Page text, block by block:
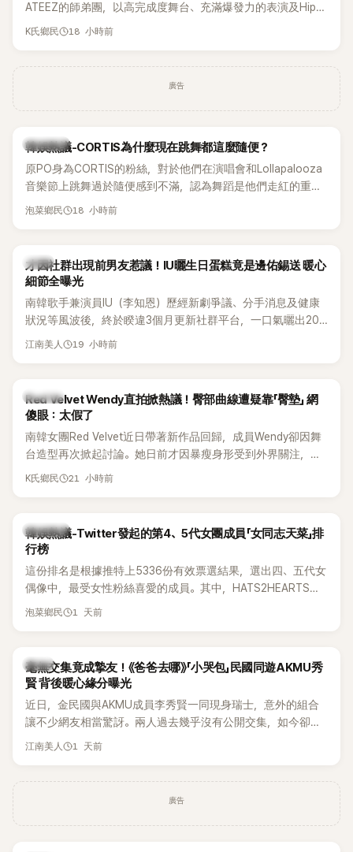
ATEEZ的師弟團，以高完成度舞台、充滿爆發力的表演及Hip-
Hop風格聞名，出道後迅速累積大批海內外粉絲，近年也陸續
K氏鄉民 18 小時前
廣告
熱議討論
韓娛熱議-CORTIS為什麼現在跳舞都這麼隨便？
原PO身為CORTIS的粉絲，對於他們在演唱會和Lollapalooza
音樂節上跳舞過於隨便感到不滿，認為舞蹈是他們走紅的重要
原因，希望他們能更認真地表演。
泡菜鄉民 18 小時前
韓星
才因社群出現前男友惹議！IU曬生日蛋糕竟是邊佑錫送 暖心
細節全曝光
南韓歌手兼演員IU（李知恩）歷經新劇爭議、分手消息及健康
狀況等風波後，終於睽違3個月更新社群平台，一口氣曬出20
張近況照，讓大批粉絲又驚又喜。其中，一張生日蛋糕照意外
江南美人 19 小時前
K-POP
Red Velvet Wendy直拍掀熱議！臀部曲線遭疑靠「臀墊」 網
傻眼：太假了
南韓女團Red Velvet近日帶著新作品回歸，成員Wendy卻因舞
台造型再次掀起討論。她日前才因暴瘦身形受到外界關注，又
被質疑在舞台上使用臀墊，如今最新打歌舞台曝光後，再度因
K氏鄉民 21 小時前
熱議討論
韓娛熱議-Twitter發起的第4、5代女團成員「女同志天菜」排
行榜
這份排名是根據推特上5336份有效票選結果，選出四、五代女
偶像中，最受女性粉絲喜愛的成員。其中，HATS2HEARTS成
員包攬了前三名，展現了她們在女性社群中的高人氣。
泡菜鄉民 1 天前
韓星
毫無交集竟成摯友！《爸爸去哪》「小哭包」民國同遊AKMU秀
賢 背後暖心緣分曝光
近日，金民國與AKMU成員李秀賢一同現身瑞士，意外的組合
讓不少網友相當驚訝。兩人過去幾乎沒有公開交集，如今卻一
起踏上瑞士之旅，也讓粉絲紛紛好奇：「他們到底是怎麼認識
江南美人 1 天前
廣告